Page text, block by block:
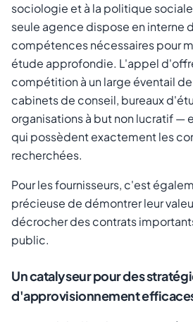
sociologie et à la politique
seule agence dispose en interne
compétences nécessaires pour
étude approfondie. L'appel
compétition à un large éventail
cabinets de conseil, bureaux
organisations à but non lucratif —
qui possèdent exactement les
recherchées.
Pour les fournisseurs, c'est
précieuse de démontrer leur
décrocher des contrats
public.
Un catalyseur pour des
d'approvisionnement